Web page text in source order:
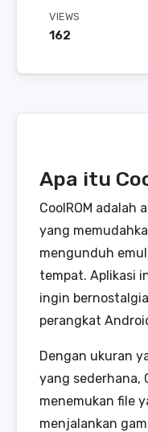
VIEWS
162
Apa itu
CoolROM adalah
yang
mengunduh
tempat. Aplikasi
ingin
perangkat
Dengan ukuran
yang sederhana,
menemukan file
menjalankan